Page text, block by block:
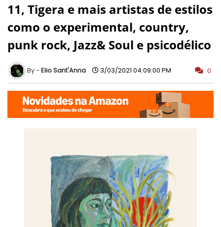
11, Tigera e mais artistas de estilos
como o experimental, country,
punk rock, Jazz& Soul e psicodélico
Elio Sant'Anna 3/03/2021 04:09:00 PM 0